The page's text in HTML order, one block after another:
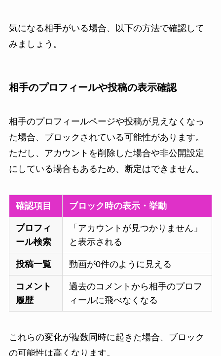
気になる相手がいる場合、以下の方法で確認して
みましょう。
相手のプロフィールや投稿の表示確認
相手のプロフィールページや投稿が見えなくなっ
た場合、ブロックされている可能性があります。
ただし、アカウントを削除した場合や非公開設定
にしている場合もあるため、断定はできません。
確認項目 ブロック時の表示・挙動
プロフィ
ール検索
「アカウントが見つかりません」
と表示される
投稿一覧 動画が0件のように見える
コメント
履歴
過去のコメントから相手のプロフ
ィールに飛べなくなる
これらの変化が複数同時に起きた場合、ブロック
の可能性は高くなります。